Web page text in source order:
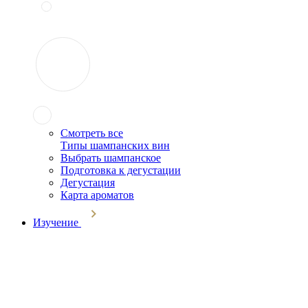
Смотреть все
Типы шампанских вин
Выбрать шампанское
Подготовка к дегустации
Дегустация
Карта ароматов
Изучение